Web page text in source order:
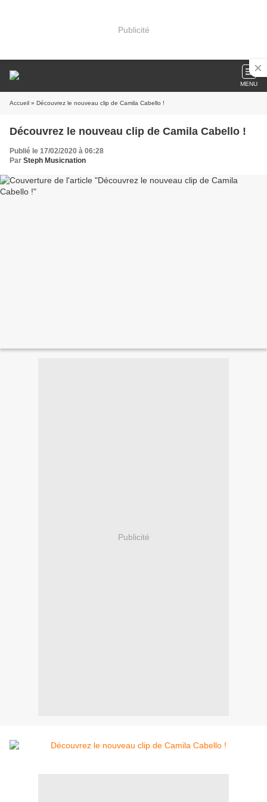
Publicité
MENU
Accueil » Découvrez le nouveau clip de Camila Cabello !
Découvrez le nouveau clip de Camila Cabello !
Publié le 17/02/2020 à 06:28
Par Steph Musicnation
Publicité